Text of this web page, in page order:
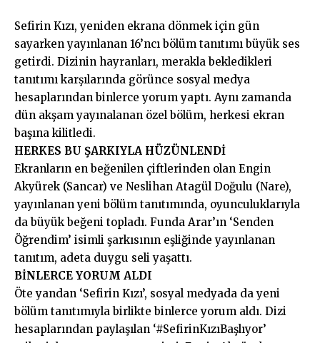
Sefirin Kızı, yeniden ekrana dönmek için gün
sayarken yayınlanan 16’ncı bölüm tanıtımı büyük ses
getirdi. Dizinin hayranları, merakla bekledikleri
tanıtımı karşılarında görünce sosyal medya
hesaplarından binlerce yorum yaptı. Aynı zamanda
dün akşam yayınalanan özel bölüm, herkesi ekran
başına kilitledi.
HERKES BU ŞARKIYLA HÜZÜNLENDİ
Ekranların en beğenilen çiftlerinden olan Engin
Akyürek (Sancar) ve Neslihan Atagül Doğulu (Nare),
yayınlanan yeni bölüm tanıtımında, oyunculuklarıyla
da büyük beğeni topladı. Funda Arar’ın ‘Senden
Öğrendim’ isimli şarkısının eşliğinde yayınlanan
tanıtım, adeta duygu seli yaşattı.
BİNLERCE YORUM ALDI
Öte yandan ‘Sefirin Kızı’, sosyal medyada da yeni
bölüm tanıtımıyla birlikte binlerce yorum aldı. Dizi
hesaplarından paylaşılan ‘#SefirinKızıBaşlıyor’